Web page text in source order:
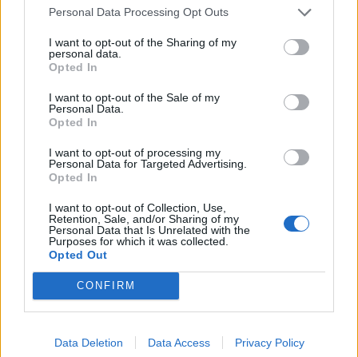
Personal Data Processing Opt Outs
I want to opt-out of the Sharing of my
personal data.
Opted In
I want to opt-out of the Sale of my
Personal Data.
Opted In
I want to opt-out of processing my
Personal Data for Targeted Advertising.
Opted In
I want to opt-out of Collection, Use,
Retention, Sale, and/or Sharing of my
Personal Data that Is Unrelated with the
Purposes for which it was collected.
Opted Out
CONFIRM
Data Deletion Data Access Privacy Policy
Nga gëzimi i dasmës te
dhimbja e madhe, Arianit
Çetaj gjendet i pajetë në
Hyri me Jet Ski në
Zvërnec, gjobitet me 300
mijë lekë drejtuesi
“Po ngrihet një ministri
paralele e Shëndetësisë”/
shtatorit i hap rrugë
Itali shpërthen në lot në
detyrohen të kërkojnë